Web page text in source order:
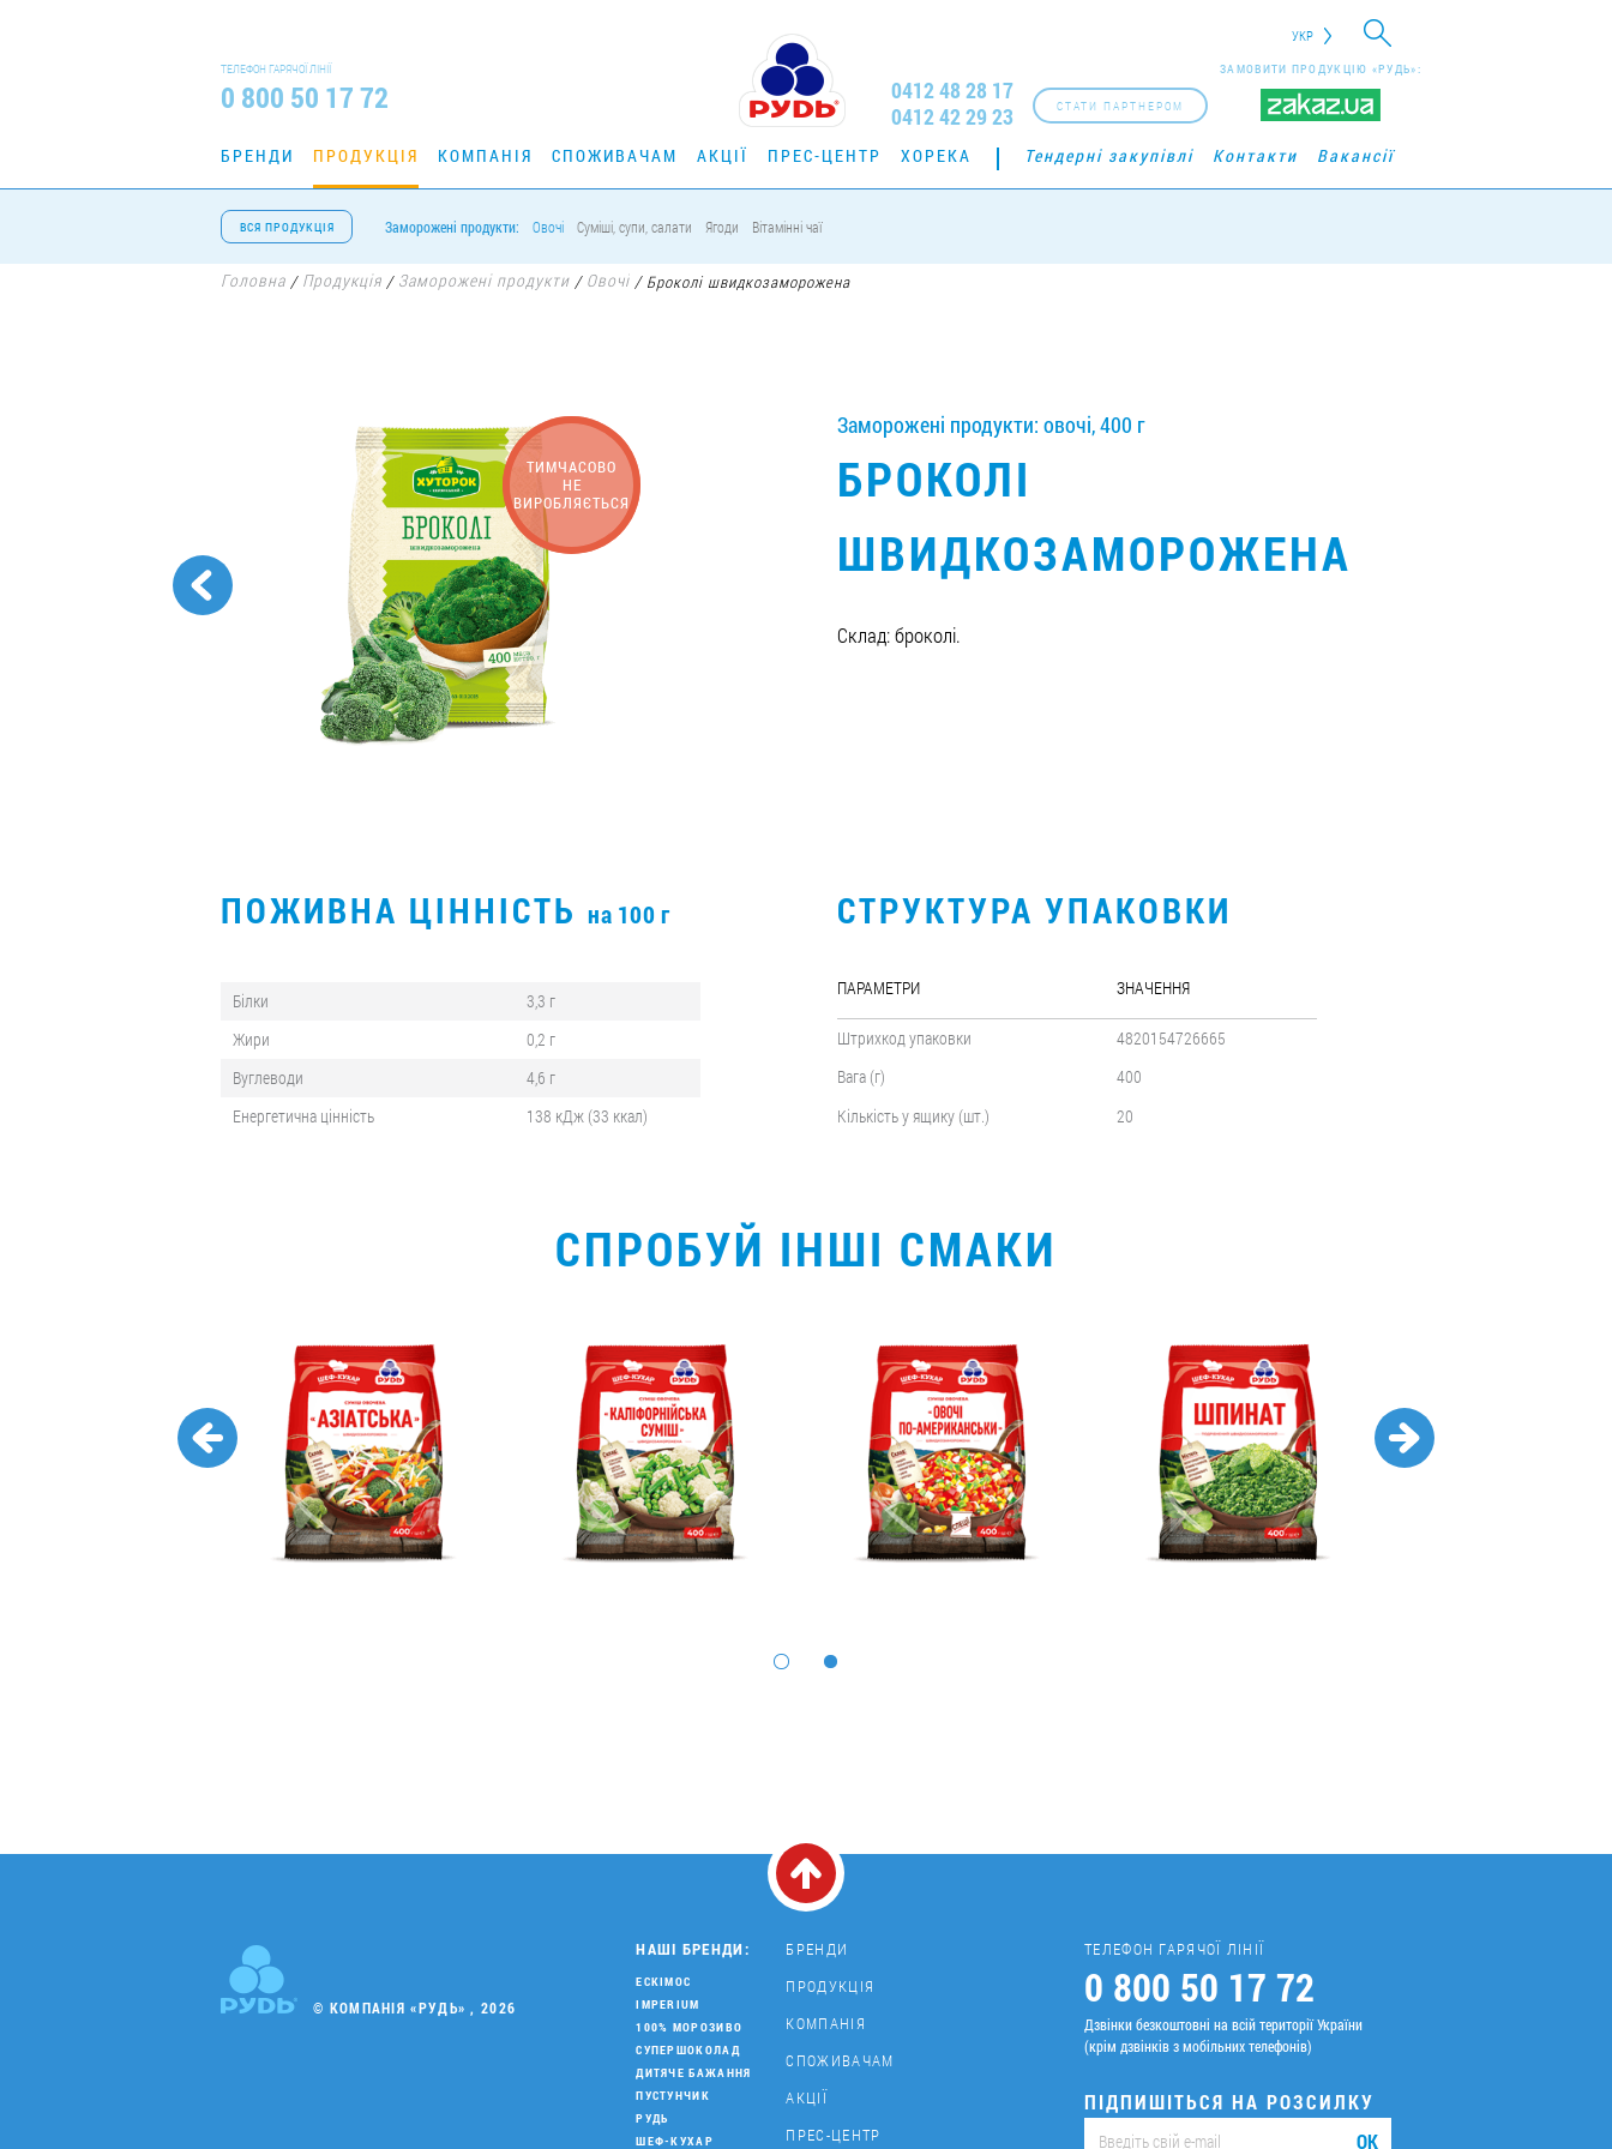
УКР
ТЕЛЕФОН ГАРЯЧОЇ ЛІНІЇ
0 800 50 17 72
ЗАМОВИТИ ПРОДУКЦІЮ «РУДЬ»:
СТАТИ ПАРТНЕРОМ
0412 48 28 17
0412 42 29 23
БРЕНДИ ПРОДУКЦІЯ КОМПАНІЯ СПОЖИВАЧАМ АКЦІЇ ПРЕС-ЦЕНТР ХОРЕКА Тендерні закупівлі Контакти Вакансії
ВСЯ ПРОДУКЦІЯ Заморожені продукти: Овочі Суміші, супи, салати Ягоди Вітамінні чаї
Головна / Продукція / Заморожені продукти / Овочі /Броколі швидкозаморожена
ТИМЧАСОВО
НЕ
ВИРОБЛЯЄТЬСЯ
Заморожені продукти: овочі, 400 г
БРОКОЛІ
ШВИДКОЗАМОРОЖЕНА
Склад: броколі.
ПОЖИВНА ЦІННІСТЬ на 100 г
Білки
3,3 г
Жири
0,2 г
Вуглеводи
4,6 г
Енергетична цінність
138 кДж (33 ккал)
СТРУКТУРА УПАКОВКИ
ПАРАМЕТРИ ЗНАЧЕННЯ
Штрихкод упаковки
4820154726665
Вага (г)
400
Кількість у ящику (шт.)
20
СПРОБУЙ ІНШІ СМАКИ
© КОМПАНІЯ «РУДЬ» , 2026
НАШІ БРЕНДИ:
ЕСКІМОС
IMPERIUM
100% МОРОЗИВО
СУПЕРШОКОЛАД
ДИТЯЧЕ БАЖАННЯ
ПУСТУНЧИК
РУДЬ
ШЕФ-КУХАР
БРЕНДИ
ПРОДУКЦІЯ
КОМПАНІЯ
СПОЖИВАЧАМ
АКЦІЇ
ПРЕС-ЦЕНТР
ТЕЛЕФОН ГАРЯЧОЇ ЛІНІЇ
0 800 50 17 72
Дзвінки безкоштовні на всій території України
(крім дзвінків з мобільних телефонів)
ПІДПИШІТЬСЯ НА РОЗСИЛКУ
ОК